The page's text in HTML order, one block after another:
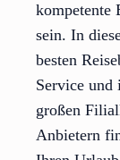
kompetente
sein. In
besten
Service und
großen
Anbietern